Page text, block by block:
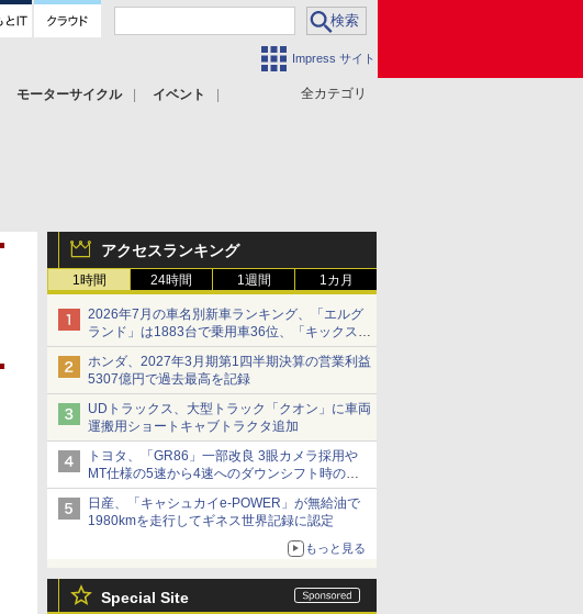
Impress サイト
全カテゴリ
モーターサイクル
イベント
アクセスランキング
1時間 24時間 1週間 1カ月
2026年7月の車名別新車ランキング、「エルグ
ランド」は1883台で乗用車36位、「キックス」
は2591台で27位に
ホンダ、2027年3月期第1四半期決算の営業利益
5307億円で過去最高を記録
UDトラックス、大型トラック「クオン」に車両
運搬用ショートキャブトラクタ追加
トヨタ、「GR86」一部改良 3眼カメラ採用や
MT仕様の5速から4速へのダウンシフト時の操
作性向上など
日産、「キャシュカイe-POWER」が無給油で
1980kmを走行してギネス世界記録に認定
もっと見る
Special Site